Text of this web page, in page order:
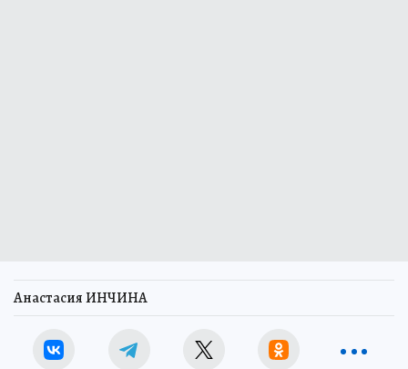
Анастасия ИНЧИНА